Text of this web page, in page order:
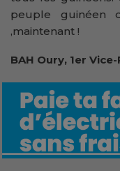
peuple guinéen
,maintenant !
BAH Oury, 1er